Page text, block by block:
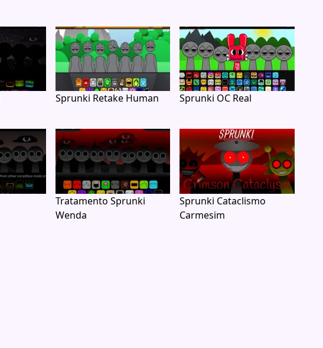
Sprunki Retake Human Sprunki OC Real
Tratamento Sprunki
Wenda
Sprunki Cataclismo
Carmesim